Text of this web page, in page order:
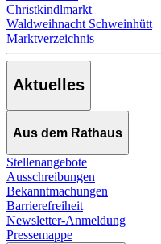
Christkindlmarkt
Waldweihnacht Schweinhütt
Marktverzeichnis
Aktuelles
Aus dem Rathaus
Stellenangebote
Ausschreibungen
Bekanntmachungen
Barrierefreiheit
Newsletter-Anmeldung
Pressemappe